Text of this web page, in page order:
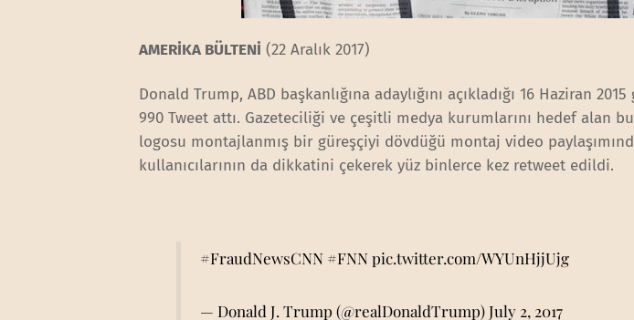
AMERİKA BÜLTENİ (22 Aralık 2017)
Donald Trump, ABD başkanlığına adaylığını açıkladığı 16 Haziran
990 Tweet attı. Gazeteciliği ve çeşitli medya kurumlarını hedef alan
logosu montajlanmış bir güreşçiyi dövdüğü montaj video
kullanıcılarının da dikkatini çekerek yüz binlerce kez retweet edildi.
#FraudNewsCNN #FNNpic.twitter.com/WYUnHjjUjg
— Donald J. Trump (@realDonaldTrump)July 2, 2017